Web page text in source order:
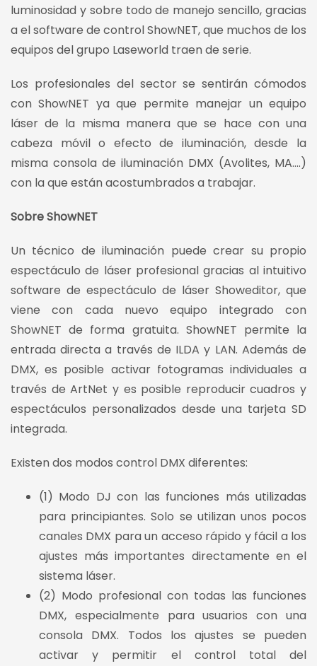
luminosidad y sobre todo de manejo sencillo, gracias
a el software de control ShowNET, que muchos de los
equipos del grupo Laseworld traen de serie.
Los profesionales del sector se sentirán cómodos
con ShowNET ya que permite manejar un equipo
láser de la misma manera que se hace con una
cabeza móvil o efecto de iluminación, desde la
misma consola de iluminación DMX (Avolites, MA….)
con la que están acostumbrados a trabajar.
Sobre ShowNET
Un técnico de iluminación puede crear su propio
espectáculo de láser profesional gracias al intuitivo
software de espectáculo de láser Showeditor, que
viene con cada nuevo equipo integrado con
ShowNET de forma gratuita. ShowNET permite la
entrada directa a través de ILDA y LAN. Además de
DMX, es posible activar fotogramas individuales a
través de ArtNet y es posible reproducir cuadros y
espectáculos personalizados desde una tarjeta SD
integrada.
Existen dos modos control DMX diferentes:
(1) Modo DJ con las funciones más utilizadas
para principiantes. Solo se utilizan unos pocos
canales DMX para un acceso rápido y fácil a los
ajustes más importantes directamente en el
sistema láser.
(2) Modo profesional con todas las funciones
DMX, especialmente para usuarios con una
consola DMX. Todos los ajustes se pueden
activar y permitir el control total del